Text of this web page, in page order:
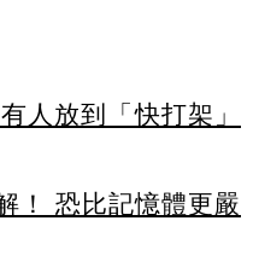
人放到「快打架」
！ 恐比記憶體更嚴